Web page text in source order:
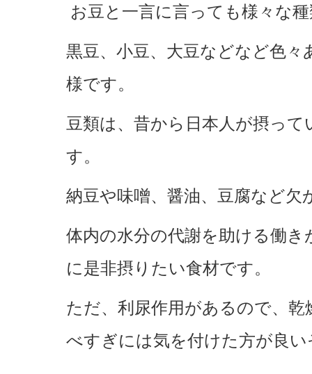
お豆と一言に言っても様々な
黒豆、小豆、大豆などなど色々
様です。
豆類は、昔から日本人が摂っ
す。
納豆や味噌、醤油、豆腐など欠
体内の水分の代謝を助ける働
に是非摂りたい食材です。
ただ、利尿作用があるので、
べすぎには気を付けた方が良